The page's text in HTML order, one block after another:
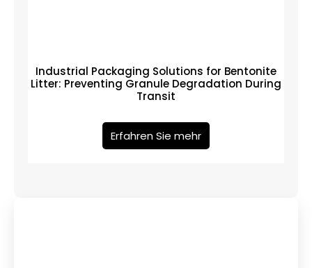
Industrial Packaging Solutions for Bentonite
Litter: Preventing Granule Degradation During
Transit
Erfahren Sie mehr